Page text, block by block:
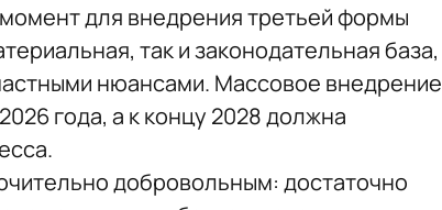
для внедрения третьей формы
так и законодательная база,
нюансами. Массовое внедрение
года, а к концу 2028 должна
добровольным: достаточно